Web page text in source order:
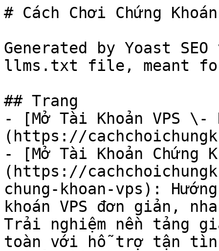
# Cách Chơi Chứng Khoán
Generated by Yoast
llms.txt file, meant for
## Trang
- [Mở Tài Khoản VPS \-
(https://
- [Mở Tài Khoản Chứng
(https://
chung-khoan-vps):
khoán VPS đơn giản,
Trải nghiệm nền tảng
toàn với hỗ trợ tận